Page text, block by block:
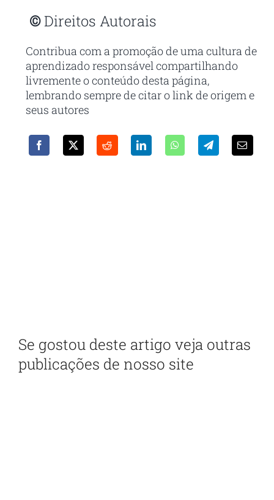
©Direitos Autorais
Contribua com a promoção de uma cultura de
aprendizado responsável compartilhando
livremente o conteúdo desta página,
lembrando sempre de citar o link de origem e
seus autores
Se gostou deste artigo veja outras
publicações de nosso site